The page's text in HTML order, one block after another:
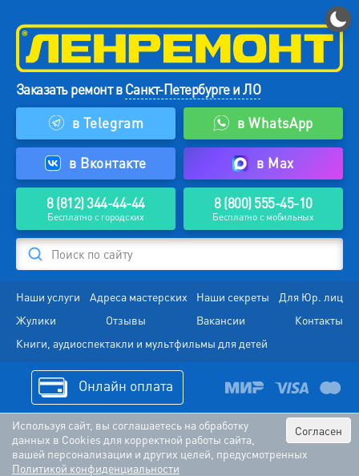
Заказать ремонт вСанкт-Петербурге и ЛО
в Telegram
в WhatsApp
в Вконтакте в Max
8 (812) 344-44-44
Бесплатно с городских
8 (800) 555-45-10
Бесплатно с мобильных
Поиск по сайту
Наши услуги Адреса мастерских Наши секреты
Для Юр. лиц
Жулики
Отзывы Вакансии
Контакты
Книги, аудиоспектакли и мультфильмы для детей
Онлайн оплата
Согласен
Используя сайт, вы соглашаетесь на обработку
данных в Cookies для корректной работы сайта,
вашей персонализации и других целей, предусмотренных
Политикой конфиденциальности